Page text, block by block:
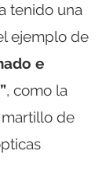
tenido una
ejemplo de
e
, como la
de